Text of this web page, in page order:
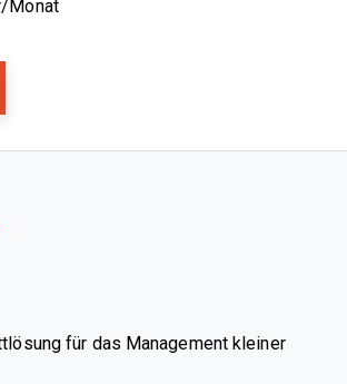
Monat
für das Management kleiner